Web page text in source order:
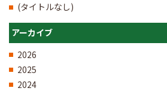
(タイトルなし)
アーカイブ
2026
2025
2024